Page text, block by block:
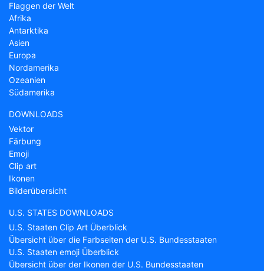
Flaggen der Welt
Afrika
Antarktika
Asien
Europa
Nordamerika
Ozeanien
Südamerika
DOWNLOADS
Vektor
Färbung
Emoji
Clip art
Ikonen
Bilderübersicht
U.S. STATES DOWNLOADS
U.S. Staaten Clip Art Überblick
Übersicht über die Farbseiten der U.S. Bundesstaaten
U.S. Staaten emoji Überblick
Übersicht über der Ikonen der U.S. Bundesstaaten